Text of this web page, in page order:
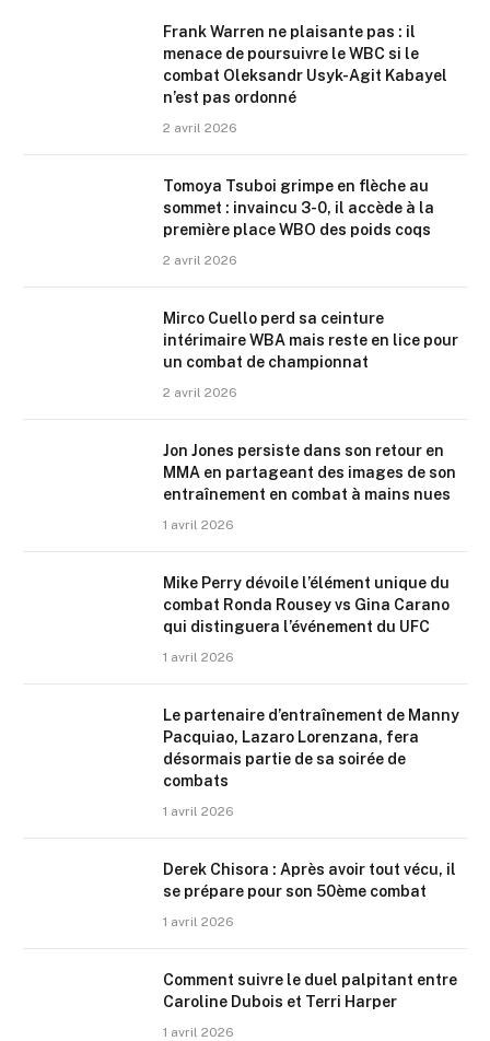
Frank Warren ne plaisante pas : il
menace de poursuivre le WBC si le
combat Oleksandr Usyk-Agit Kabayel
n’est pas ordonné
2 avril 2026
Tomoya Tsuboi grimpe en flèche au
sommet : invaincu 3-0, il accède à la
première place WBO des poids coqs
2 avril 2026
Mirco Cuello perd sa ceinture
intérimaire WBA mais reste en lice pour
un combat de championnat
2 avril 2026
Jon Jones persiste dans son retour en
MMA en partageant des images de son
entraînement en combat à mains nues
1 avril 2026
Mike Perry dévoile l’élément unique du
combat Ronda Rousey vs Gina Carano
qui distinguera l’événement du UFC
1 avril 2026
Le partenaire d’entraînement de Manny
Pacquiao, Lazaro Lorenzana, fera
désormais partie de sa soirée de
combats
1 avril 2026
Derek Chisora : Après avoir tout vécu, il
se prépare pour son 50ème combat
1 avril 2026
Comment suivre le duel palpitant entre
Caroline Dubois et Terri Harper
1 avril 2026